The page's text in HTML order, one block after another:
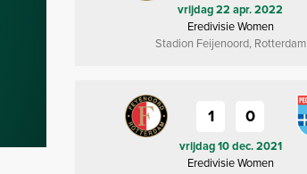
vrijdag 22 apr. 2022
Eredivisie Women
Stadion Feijenoord, Rotterdam
1 0
vrijdag 10 dec. 2021
Eredivisie Women